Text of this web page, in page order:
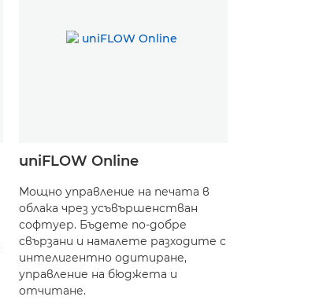
uniFLOW Online
Мощно управление на печата в
облака чрез усъвършенстван
софтуер. Бъдете по-добре
свързани и намалете разходите с
интелигентно одитиране,
управление на бюджета и
отчитане.